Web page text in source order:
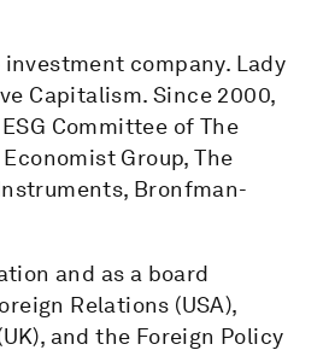
company. Lady
Capitalism. Since 2000,
Committee of The
Group, The
Bronfman-
and as a board
Relations (USA),
and the Foreign Policy